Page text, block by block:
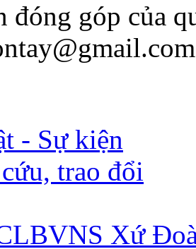
đóng góp của
- Sự kiện
trao đổi
Xứ